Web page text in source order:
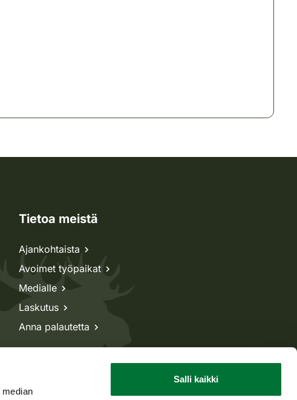
Salli kaikki
Tietoa meistä
Ajankohtaista
Avoimet työpaikat
Medialle
Laskutus
Anna palautetta